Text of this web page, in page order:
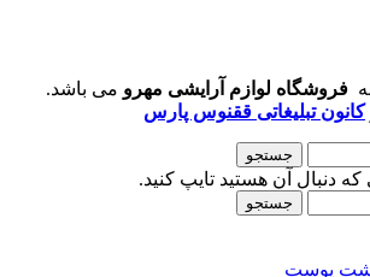
فروشگاه لوازم آرایشی مهرو می باشد.
کانون تبلیغاتی ققنوس پارس
جستجو
دنبال آن هستید تایپ کنید.
جستجو
پوست